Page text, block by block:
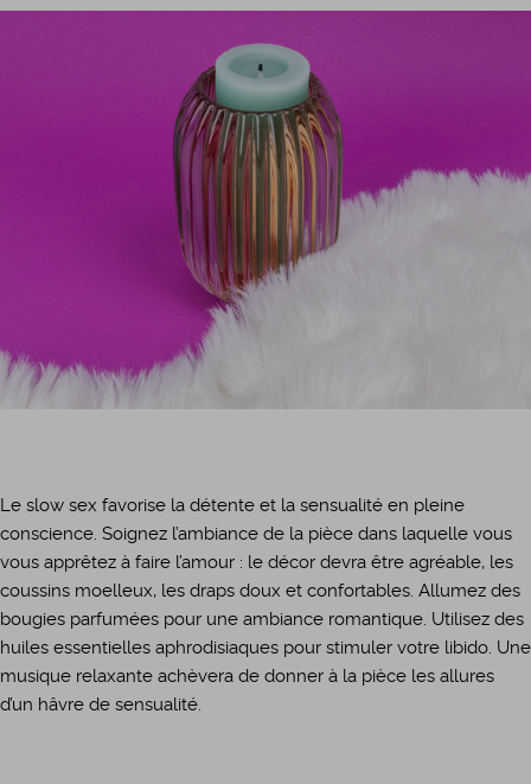
Le slow sex favorise la détente et la sensualité en pleine
conscience. Soignez l’ambiance de la pièce dans laquelle vous
vous apprêtez à faire l’amour : le décor devra être agréable, les
coussins moelleux, les draps doux et confortables. Allumez des
bougies parfumées pour une ambiance romantique. Utilisez des
huiles essentielles aphrodisiaques pour stimuler votre libido. Une
musique relaxante achèvera de donner à la pièce les allures
d’un hâvre de sensualité.